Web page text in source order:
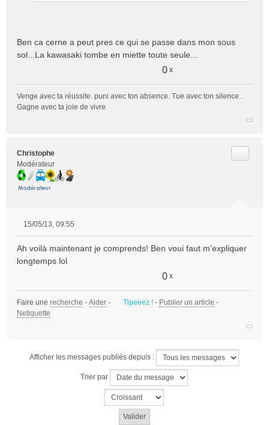
n
l
Ben ca cerne a peut pres ce qui se passe dans mon sous
sol...La kawasaki tombe en miette toute seule...
0 x
Venge avec ta réussite. puni avec ton absence. Tue avec ton silence .
Gagne avec ta joie de vivre
Christophe
Modérateur
s
s
o
15/05/13, 09:55
Ah voilà maintenant je comprends! Ben voui faut m'expliquer
longtemps lol
0 x
Faire une recherche - Aider - Tipeeez ! - Publier un article -
Netiquette
Afficher les messages publiés depuis :
Trier par